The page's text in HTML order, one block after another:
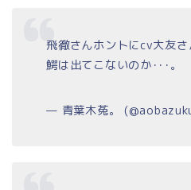
飛徹さんホントにcv大友
鰐は出てこないのか･･･。
— 青葉木菟。